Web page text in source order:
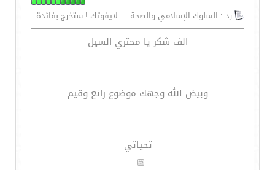
رد : السلوك الإسلامي والصحة ... لايفوتك ! ستخرج بفائدة
الف شكر يا محتري السيل
وبيض الله وجهك موضوع رائع وقيم
تحياتي